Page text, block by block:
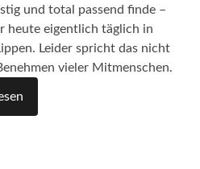
und total passend finde –
heute eigentlich täglich in
Leider spricht das nicht
vieler Mitmenschen.